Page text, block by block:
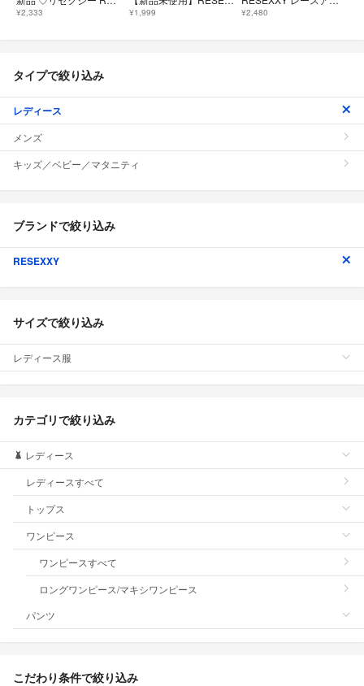
¥2,333 ¥1,999 ¥2,480
タイプで絞り込み
レディース
メンズ
キッズ／ベビー／マタニティ
ブランドで絞り込み
RESEXXY
サイズで絞り込み
レディース服
カテゴリで絞り込み
レディース
レディースすべて
トップス
ワンピース
ワンピースすべて
ロングワンピース/マキシワンピース
パンツ
こだわり条件で絞り込み